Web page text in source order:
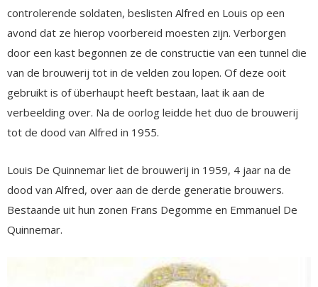
controlerende soldaten, beslisten Alfred en Louis op een
avond dat ze hierop voorbereid moesten zijn. Verborgen
door een kast begonnen ze de constructie van een tunnel die
van de brouwerij tot in de velden zou lopen. Of deze ooit
gebruikt is of überhaupt heeft bestaan, laat ik aan de
verbeelding over. Na de oorlog leidde het duo de brouwerij
tot de dood van Alfred in 1955.
Louis De Quinnemar liet de brouwerij in 1959, 4 jaar na de
dood van Alfred, over aan de derde generatie brouwers.
Bestaande uit hun zonen Frans Degomme en Emmanuel De
Quinnemar.